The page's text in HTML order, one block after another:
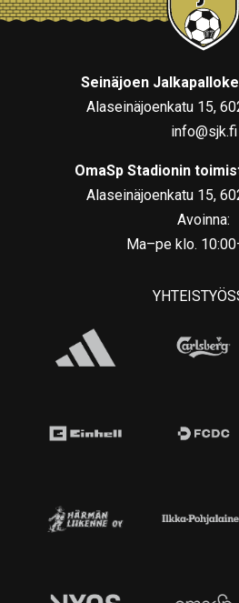
Seinäjoen
Alaseinäjoenkatu 15,
info@sjk.fi
OmaSp Stadionin
Alaseinäjoenkatu 15,
Avoinna:
Ma–pe klo.